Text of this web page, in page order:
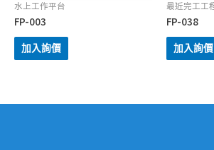
水上工作平台
FP-003
加入詢價
最近完工工
FP-038
加入詢價